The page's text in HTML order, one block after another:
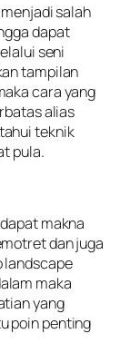
salah
dapat
seni
tampilan
cara yang
alias
teknik
pula.
makna
dan juga
landscape
maka
yang
poin penting